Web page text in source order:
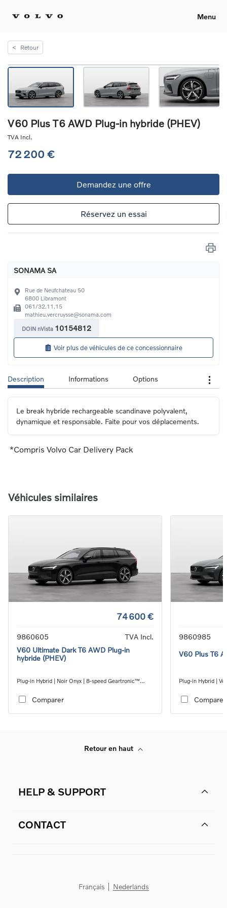
Menu
< Retour
V60 Plus T6 AWD Plug-in hybride (PHEV)
TVA Incl.
72 200 €
Demandez une offre
Réservez un essai
SONAMA SA
Rue de Neufchateau 50
6800 Libramont
061/32.11.15
mathieu.vercruysse@sonama.com
DOIN nVista 10154812
Voir plus de véhicules de ce concessionnaire
Description Informations Options
Le break hybride rechargeable scandinave polyvalent,
dynamique et responsable. Faite pour vos déplacements.
*Compris Volvo Car Delivery Pack
Véhicules similaires
74 600 €
9860605
TVA Incl.
V60 Ultimate Dark T6 AWD Plug-in
hybride (PHEV)
Plug-in Hybrid | Noir Onyx | 8-speed Geartronic™
Comparer
9860985
V60 Plus T6
Plug-in Hybrid |
Comparer
Retour en haut
HELP & SUPPORT
CONTACT
Français Nederlands